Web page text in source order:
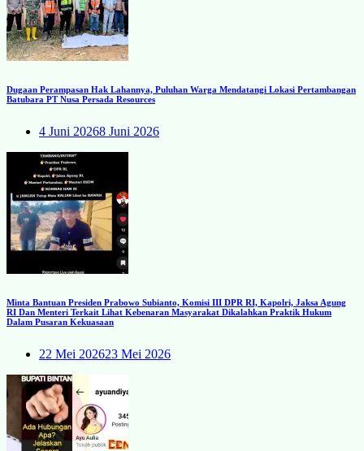
Dugaan Perampasan Hak Lahannya, Puluhan Warga Mendatangi Lokasi Pertambangan
Batubara PT Nusa Persada Resources
4 Juni 20268 Juni 2026
Minta Bantuan Presiden Prabowo Subianto, Komisi III DPR RI, Kapolri, Jaksa Agung
RI Dan Menteri Terkait Lihat Kebenaran Masyarakat Dikalahkan Praktik Hukum
Dalam Pusaran Kekuasaan
22 Mei 202623 Mei 2026